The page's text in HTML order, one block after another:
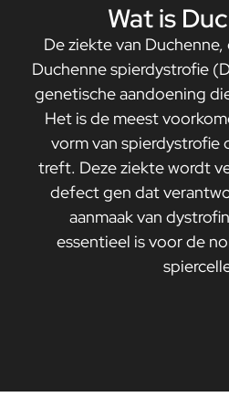
Wat is
De ziekte van
Duchenne spierdystrofie
genetische aandoening
Het is de meest
vorm van spierdystrofie
treft. Deze ziekte wordt
defect gen dat
aanmaak van
essentieel is voor de